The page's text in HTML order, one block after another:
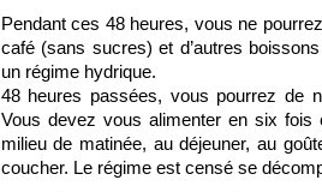
Pendant ces 48 heures, vous ne
café (sans sucres) et d’autres
un régime hydrique.
48 heures passées, vous pourrez de
Vous devez vous alimenter en six fois
milieu de matinée, au déjeuner, au
coucher. Le régime est censé se